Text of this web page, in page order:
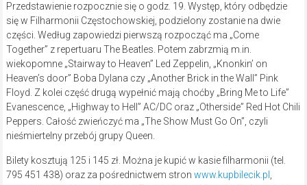
Przedstawienie rozpocznie się o godz. 19. Występ, który odbędzie
się w Filharmonii Częstochowskiej, podzielony zostanie na dwie
części. Według zapowiedzi pierwszą rozpocząć ma „Come
Together” z repertuaru The Beatles. Potem zabrzmią m.in.
wiekopomne „Stairway to Heaven” Led Zeppelin, „Knonkin’ on
Heaven’s door” Boba Dylana czy „Another Brick in the Wall” Pink
Floyd. Z kolei część drugą wypełnić mają choćby „Bring Me to Life”
Evanescence, „Highway to Hell” AC/DC oraz „Otherside” Red Hot Chili
Peppers. Całość zwieńczyć ma „The Show Must Go On”, czyli
nieśmiertelny przebój grupy Queen.
Bilety kosztują 125 i 145 zł. Można je kupić w kasie filharmonii (tel.
795 451 438) oraz za pośrednictwem stron www.kupbilecik.pl